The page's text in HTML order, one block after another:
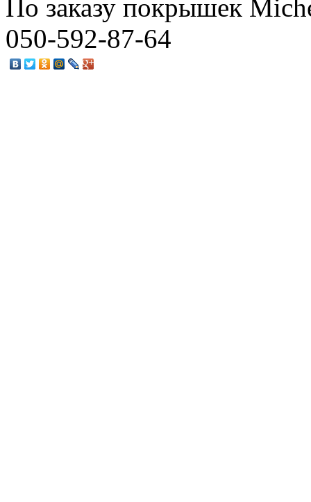
По заказу покрышек
050-592-87-64